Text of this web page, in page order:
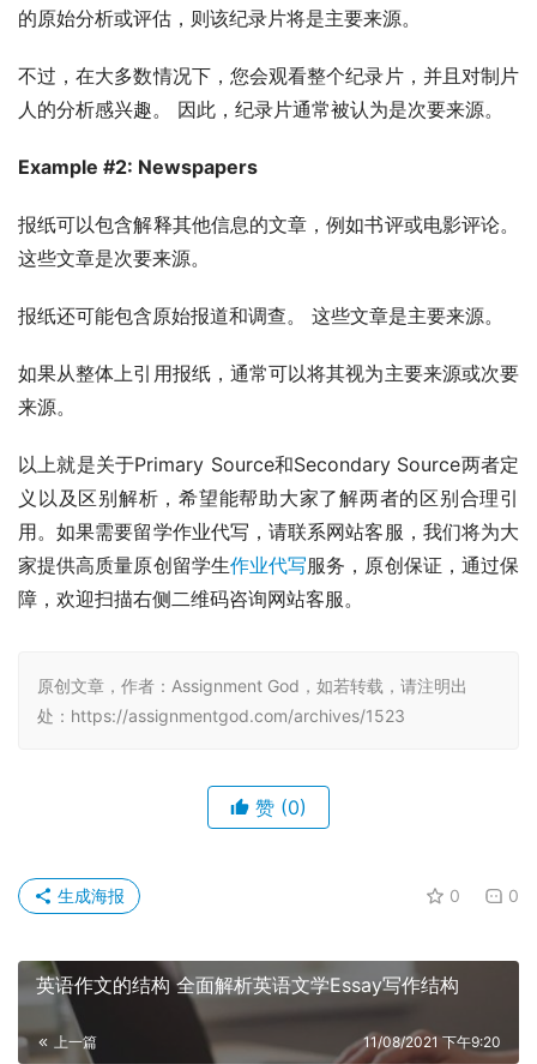
的原始分析或评估，则该纪录片将是主要来源。
不过，在大多数情况下，您会观看整个纪录片，并且对制片
人的分析感兴趣。 因此，纪录片通常被认为是次要来源。
Example #2: Newspapers
报纸可以包含解释其他信息的文章，例如书评或电影评论。
这些文章是次要来源。
报纸还可能包含原始报道和调查。 这些文章是主要来源。
如果从整体上引用报纸，通常可以将其视为主要来源或次要
来源。
以上就是关于Primary Source和Secondary Source两者定
义以及区别解析，希望能帮助大家了解两者的区别合理引
用。如果需要留学作业代写，请联系网站客服，我们将为大
家提供高质量原创留学生作业代写服务，原创保证，通过保
障，欢迎扫描右侧二维码咨询网站客服。
原创文章，作者：Assignment God，如若转载，请注明出
处：https://assignmentgod.com/archives/1523
赞 (0)
0 0
生成海报
英语作文的结构 全面解析英语文学Essay写作结构
上一篇 11/08/2021 下午9:20